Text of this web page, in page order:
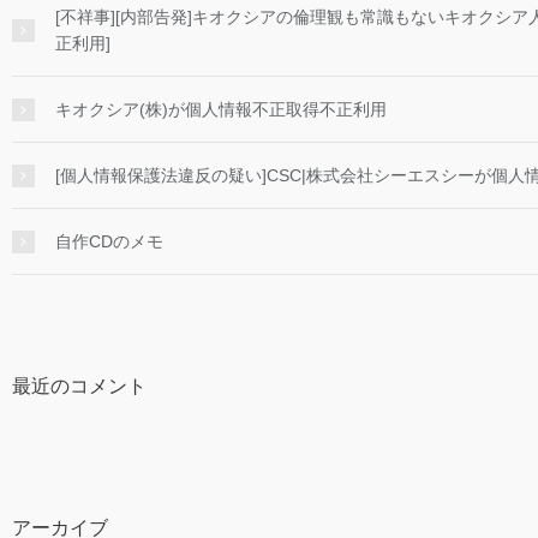
[不祥事][内部告発]キオクシアの倫理観も常識もないキオクシア
正利用]
キオクシア(株)が個人情報不正取得不正利用
[個人情報保護法違反の疑い]CSC|株式会社シーエスシーが個人
自作CDのメモ
最近のコメント
アーカイブ